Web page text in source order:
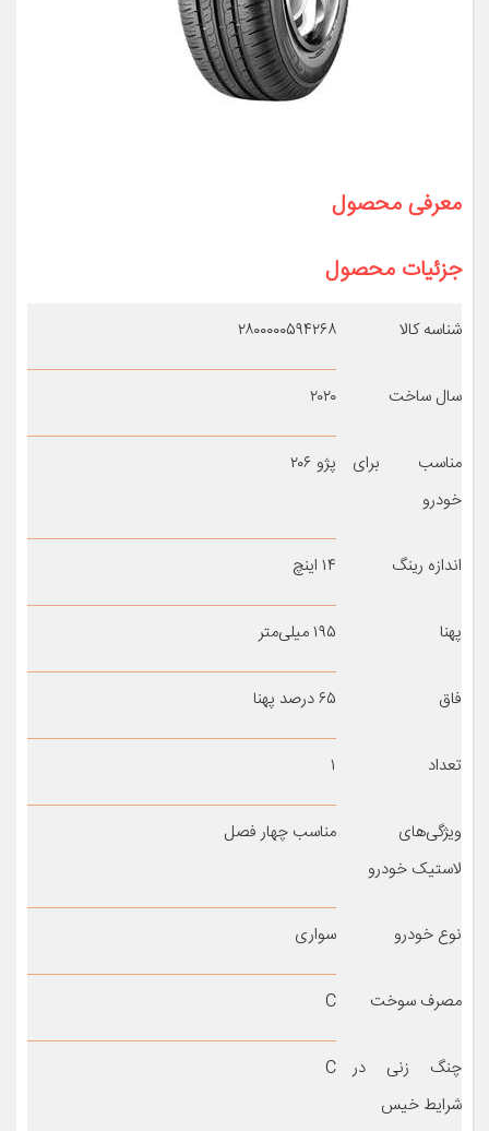
معرفی محصول
جزئیات محصول
شناسه کالا ۲۸۰۰۰۰۰۵۹۴۲۶۸
سال ساخت ۲۰۲۰
مناسب برای
خودرو
پژو ۲۰۶
اندازه رینگ ۱۴ اینچ
پهنا ۱۹۵ میلی‌متر
فاق ۶۵ درصد پهنا
تعداد ۱
ویژگی‌های
لاستیک خودرو
مناسب چهار فصل
نوع خودرو سواری
مصرف سوخت C
چنگ زنی در
شرایط خیس
C